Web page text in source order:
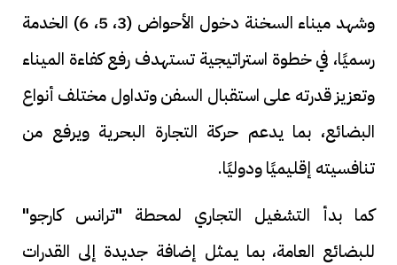
وشهد ميناء السخنة دخول الأحواض (3، 5، 6) الخدمة
رسميًا، في خطوة استراتيجية تستهدف رفع كفاءة الميناء
وتعزيز قدرته على استقبال السفن وتداول مختلف أنواع
البضائع، بما يدعم حركة التجارة البحرية ويرفع من
تنافسيته إقليميًا ودوليًا.
كما بدأ التشغيل التجاري لمحطة "ترانس كارجو"
للبضائع العامة، بما يمثل إضافة جديدة إلى القدرات